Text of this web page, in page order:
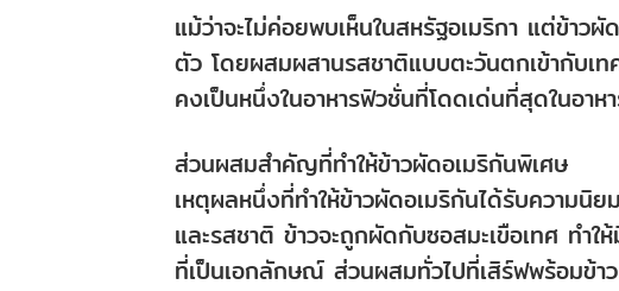
แม้ว่าจะไม่ค่อยพบเห็นในสหรัฐอเมริกา แต่ข้าว
ตัว โดยผสมผสานรสชาติแบบตะวันตกเข้ากับเ
คงเป็นหนึ่งในอาหารฟิวชั่นที่โดดเด่นที่สุดในอาห
ส่วนผสมสำคัญที่ทำให้ข้าวผัดอเมริกันพิเศษ
เหตุผลหนึ่งที่ทำให้ข้าวผัดอเมริกันได้รับความ
และรสชาติ ข้าวจะถูกผัดกับซอสมะเขือเทศ ทำ
ที่เป็นเอกลักษณ์ ส่วนผสมทั่วไปที่เสิร์ฟพร้อมข้า